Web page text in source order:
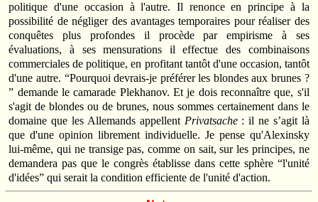
politique d'une occasion à l'autre. Il renonce en principe à la
possibilité de négliger des avantages temporaires pour réaliser des
conquêtes plus profondes il procède par empirisme à ses
évaluations, à ses mensurations il effectue des combinaisons
commerciales de politique, en profitant tantôt d'une occasion, tantôt
d'une autre. “Pourquoi devrais‑je préférer les blondes aux brunes ?
” demande le camarade Plekhanov. Et je dois reconnaître que, s'il
s'agit de blondes ou de brunes, nous sommes certainement dans le
domaine que les Allemands appellent Privatsache: il ne s’agit là
que d'une opinion librement individuelle. Je pense qu'Alexinsky
lui‑même, qui ne transige pas, comme on sait, sur les principes, ne
demandera pas que le congrès établisse dans cette sphère “l'unité
d'idées” qui serait la condition efficiente de l'unité d'action.